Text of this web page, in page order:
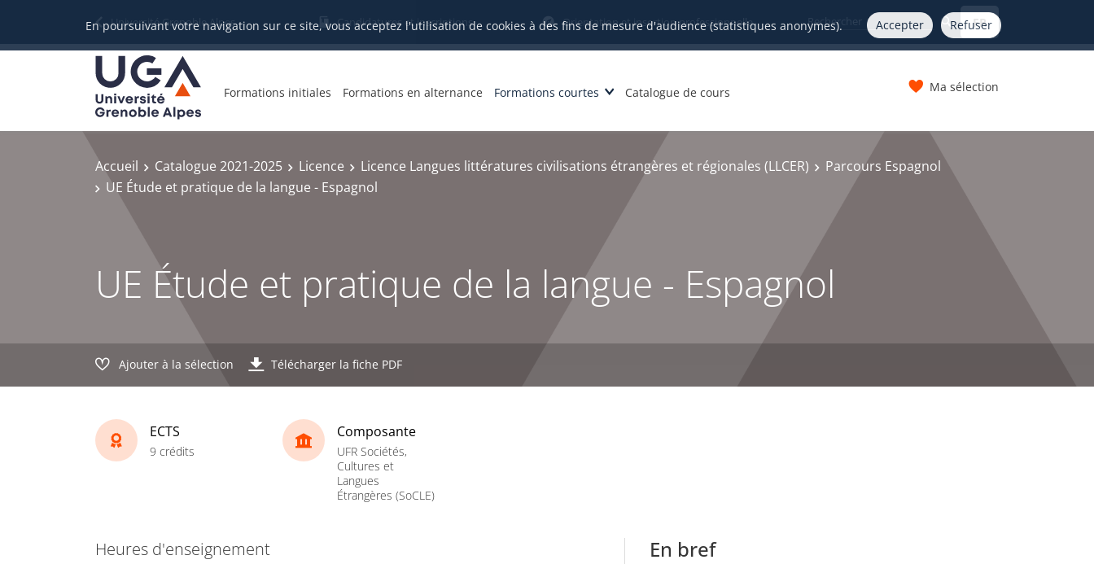
En poursuivant votre navigation sur ce site, vous acceptez l'utilisation de cookies à des fins de mesure d'audience (statistiques anonymes). Accepter Refuser
Université Grenoble Alpes Candidatures et inscriptions Orientation et insertion professionnelle FR
Formations initiales Formations en alternance Formations courtes Catalogue de cours Ma sélection
Accueil Catalogue 2021-2025 Licence Licence Langues littératures civilisations étrangères et régionales (LLCER)
Parcours Espagnol
UE Étude et pratique de la langue - Espagnol
UE Étude et pratique de la langue - Espagnol
Ajouter à la sélection Télécharger la fiche PDF
ECTS
9 crédits
Composante
UFR Sociétés,
Cultures et
Langues
Étrangères (SoCLE)
Heures d'enseignement En bref